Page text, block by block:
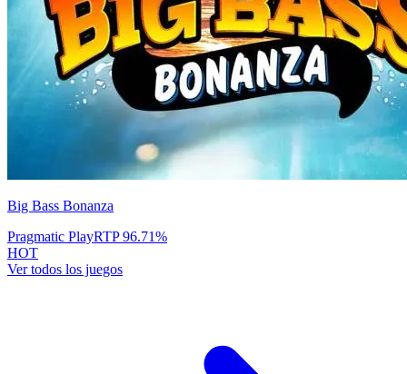
Big Bass Bonanza
Pragmatic PlayRTP96.71%
HOT
Ver todos los juegos